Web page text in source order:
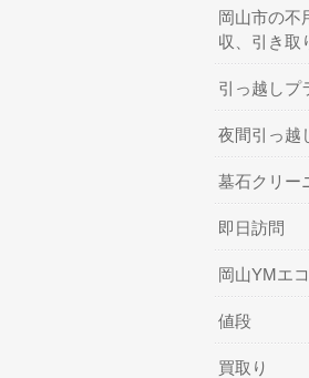
岡山市の不
収、引き取
引っ越しプ
夜間引っ越
墓石クリー
即日訪問
岡山YMエ
値段
買取り